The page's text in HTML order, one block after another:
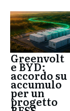
Greenvolt
e BYD:
accordo su
accumulo
per un
progetto